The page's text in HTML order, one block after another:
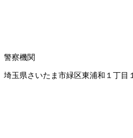
警察機関
埼玉県さいたま市緑区東浦和１丁目